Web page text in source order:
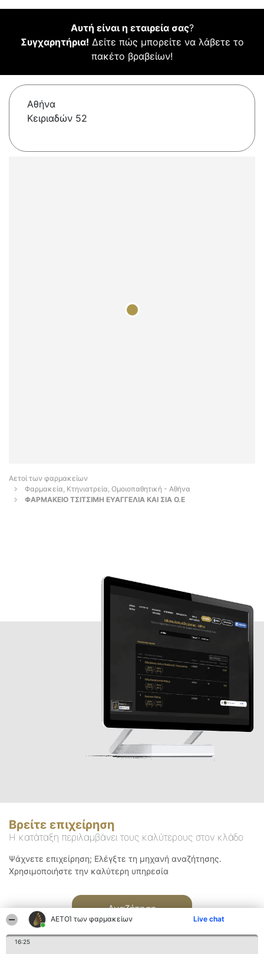
ΑΕΤΟΊ των φαρμακείων Live chat
16:25
Αυτή είναι η εταιρεία σας?
Συγχαρητήρια! Δείτε πώς μπορείτε να λάβετε το
πακέτο βραβείων!
Αθήνα
Κειριαδών 52
Αετοί των φαρμακείων
Φαρμακεία, Κτηνιατρεία, Ομοιοπαθητική - Αθήνα
ΦΑΡΜΑΚΕΙΟ ΤΣΙΤΣΙΜΗ ΕΥΑΓΓΕΛΙΑ ΚΑΙ ΣΙΑ Ο.Ε
Βρείτε επιχείρηση
Η κατάταξη περιλαμβάνει τους καλύτερους στον κλάδο
Ψάχνετε επιχείρηση; Ελέγξτε τη μηχανή αναζήτησης.
Χρησιμοποιήστε την καλύτερη υπηρεσία
Αναζήτηση